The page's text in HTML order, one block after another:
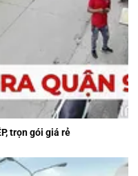
trọn gói giá rẻ